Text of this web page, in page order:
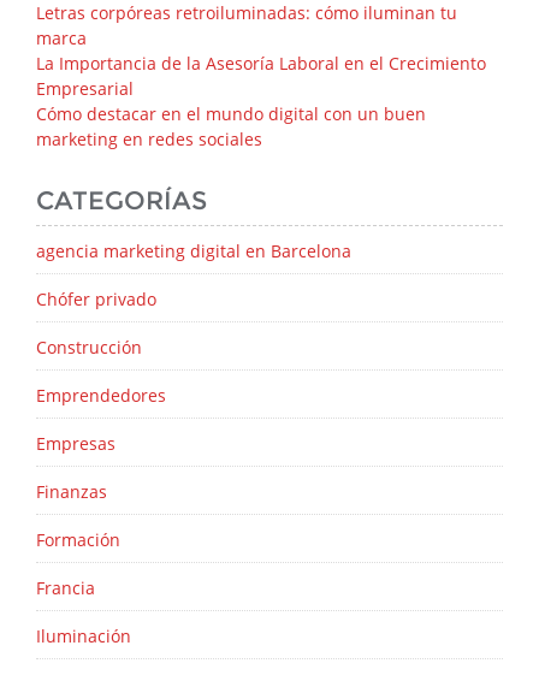
Letras corpóreas retroiluminadas: cómo iluminan tu
marca
La Importancia de la Asesoría Laboral en el Crecimiento
Empresarial
Cómo destacar en el mundo digital con un buen
marketing en redes sociales
CATEGORÍAS
agencia marketing digital en Barcelona
Chófer privado
Construcción
Emprendedores
Empresas
Finanzas
Formación
Francia
Iluminación